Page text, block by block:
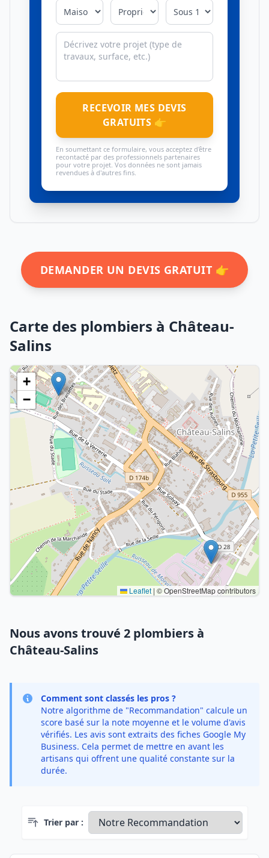
RECEVOIR MES DEVIS
GRATUITS 👉
En soumettant ce formulaire, vous acceptez d'être
recontacté par des professionnels partenaires
pour votre projet. Vos données ne sont jamais
revendues à d'autres fins.
DEMANDER UN DEVIS GRATUIT 👉
Carte des plombiers à Château-
Salins
+
−
Leaflet | © OpenStreetMap contributors
Nous avons trouvé 2 plombiers à
Château-Salins
Comment sont classés les pros ?
Notre algorithme de "Recommandation" calcule un
score basé sur la note moyenne et le volume d'avis
vérifiés. Les avis sont extraits des fiches Google My
Business. Cela permet de mettre en avant les
artisans qui offrent une qualité constante sur la
durée.
Trier par :